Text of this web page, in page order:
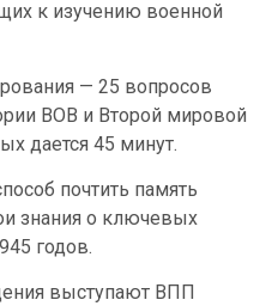
к изучению военной
— 25 вопросов
ВОВ и Второй мировой
дается 45 минут.
почтить память
знания о ключевых
годов.
выступают ВПП